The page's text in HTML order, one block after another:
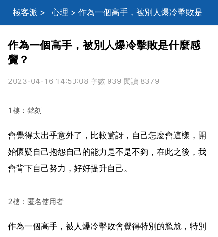
極客派 > 心理 > 作為一個高手，被別人爆冷擊敗是
作為一個高手，被別人爆冷擊敗是什麼感
覺？
2023-04-16 14:50:08 字數 939 閱讀 8379
1樓：銘刻
會覺得太出乎意外了，比較驚訝，自己怎麼會這樣，開
始懷疑自己抱怨自己的能力是不是不夠，在此之後，我
會背下自己努力，好好提升自己。
2樓：匿名使用者
作為一個高手，被人爆冷擊敗會覺得特別的尷尬，特別